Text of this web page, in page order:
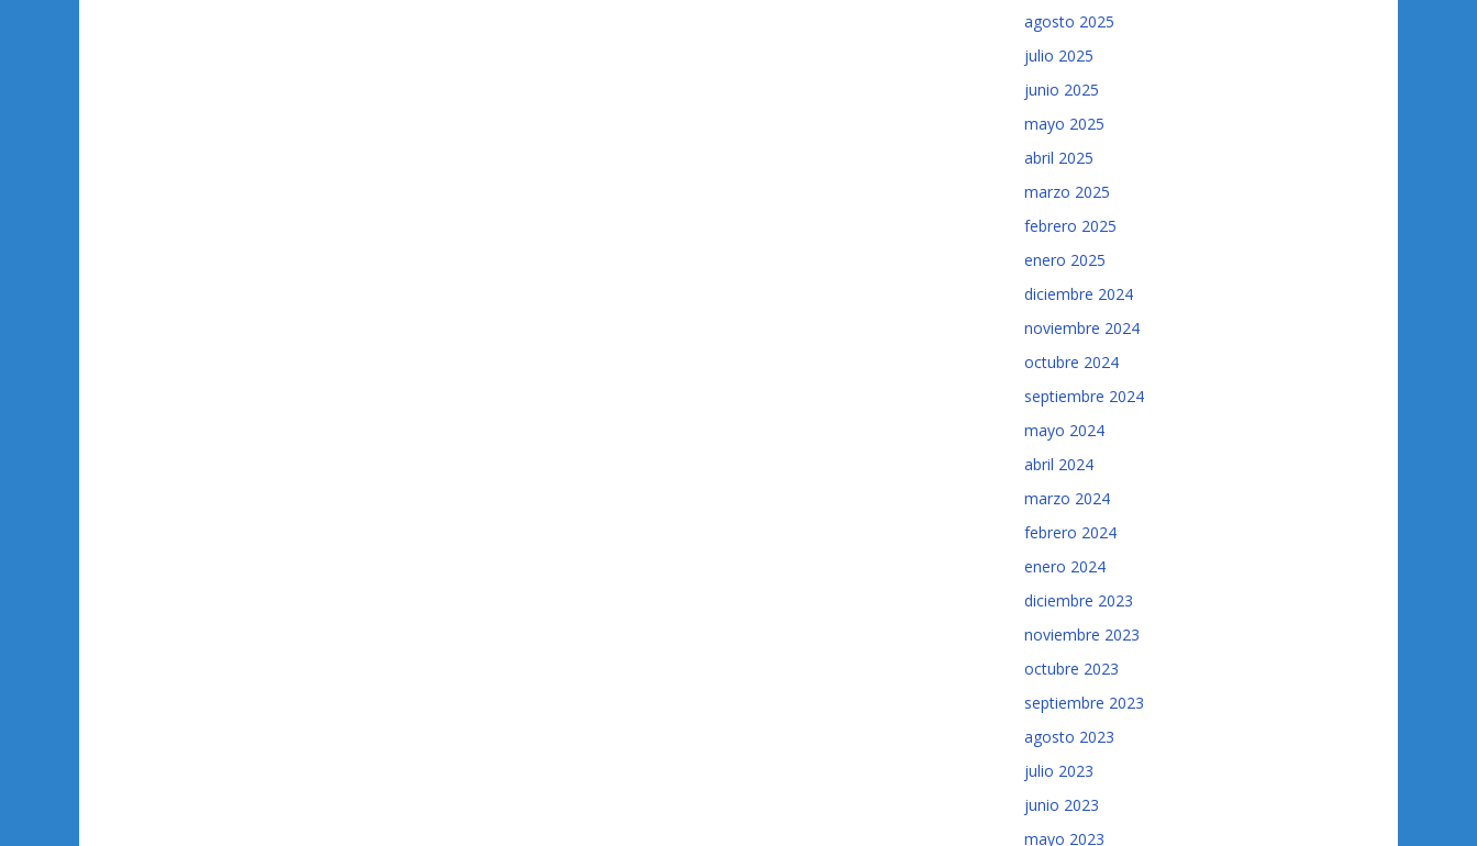
agosto 2025
julio 2025
junio 2025
mayo 2025
abril 2025
marzo 2025
febrero 2025
enero 2025
diciembre 2024
noviembre 2024
octubre 2024
septiembre 2024
mayo 2024
abril 2024
marzo 2024
febrero 2024
enero 2024
diciembre 2023
noviembre 2023
octubre 2023
septiembre 2023
agosto 2023
julio 2023
junio 2023
mayo 2023